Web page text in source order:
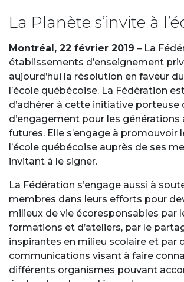
La Planète s’invite à
Montréal, 22 février 2019 – La
établissements d’enseignement
aujourd’hui la résolution en faveur
l’école québécoise. La Fédération
d’adhérer à cette initiative porteuse
d’engagement pour les générations
futures. Elle s’engage à promouvoir
l’école québécoise auprès de ses
invitant à le signer.
La Fédération s’engage aussi à
membres dans leurs efforts pour
milieux de vie écoresponsables par
formations et d’ateliers, par le
inspirantes en milieu scolaire et par
communications visant à faire
différents organismes pouvant